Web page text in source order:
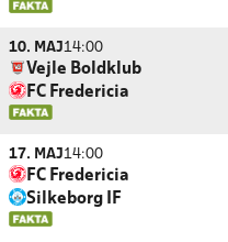
10. MAJ14:00
Vejle Boldklub
FC Fredericia
17. MAJ14:00
FC Fredericia
Silkeborg IF